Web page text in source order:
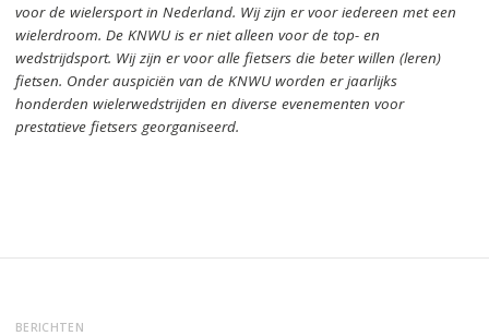
voor de wielersport in Nederland. Wij zijn er voor iedereen met een
wielerdroom.De KNWU is er niet alleen voor de top- en
wedstrijdsport. Wij zijn ervoor alle fietsers die beter willen (leren)
fietsen. Onder auspiciën van de KNWU worden er jaarlijks
honderden wielerwedstrijden en diverse evenementen voor
prestatieve fietsers georganiseerd.
BERICHTEN